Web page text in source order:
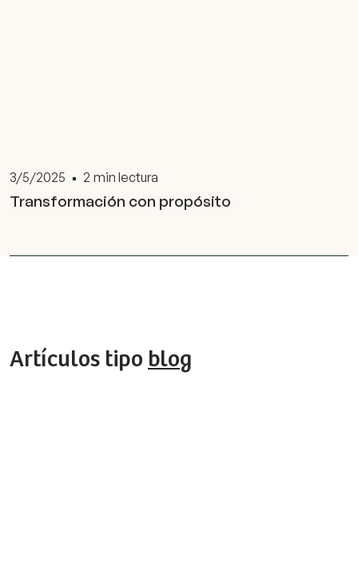
3/5/2025 2 min lectura
Transformación con propósito
Artículos tipo blog